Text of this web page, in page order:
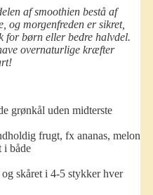
af smoothien bestå af
og morgenfreden er sikret,
for børn eller bedre halvdel.
overnaturlige kræfter
grønkål uden midterste
frugt, fx ananas, melon
i både
skåret i 4-5 stykker hver